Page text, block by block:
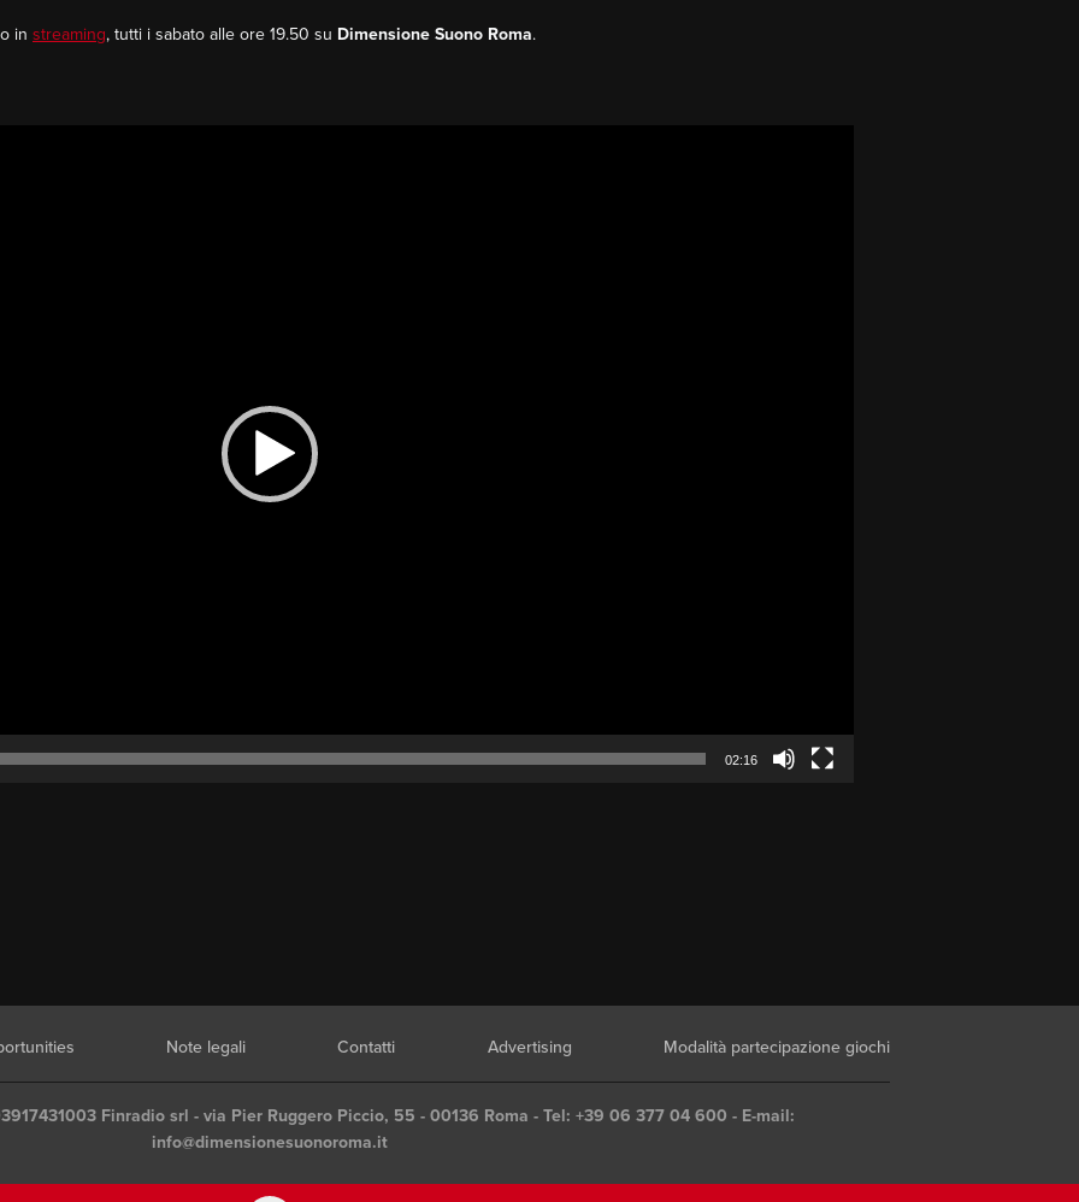
in streaming, tutti i sabato alle ore 19.50 su Dimensione Suono Roma.
02:16
Note legali Contatti Advertising Modalità partecipazione giochi
Finradio srl - via Pier Ruggero Piccio, 55 - 00136 Roma - Tel: +39 06 377 04 600 - E-mail:
info@dimensionesuonoroma.it